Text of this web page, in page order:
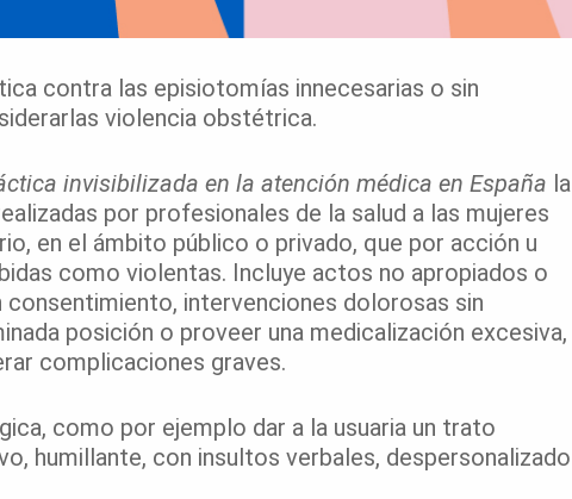
contra las episiotomías innecesarias o sin
violencia obstétrica.
invisibilizada en la atención médica en España la
por profesionales de la salud a las mujeres
en el ámbito público o privado, que por acción u
como violentas. Incluye actos no apropiados o
intervenciones dolorosas sin
posición o proveer una medicalización excesiva,
complicaciones graves.
como por ejemplo dar a la usuaria un trato
humillante, con insultos verbales, despersonalizado